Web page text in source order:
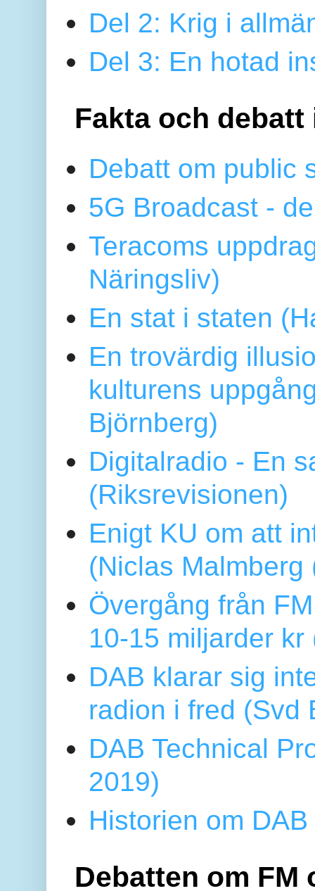
Del 2: Krig i
Del 3: En hotad
Fakta och debatt
Debatt om public
5G Broadcast -
Teracoms
Näringsliv)
En stat i staten
En trovärdig
kulturens
Björnberg)
Digitalradio - En
(Riksrevisionen)
Enigt KU om att
(Niclas
Övergång från
10-15 miljarder kr
DAB klarar sig
radion i fred (Svd
DAB Technical
2019)
Historien om
Debatten om FM